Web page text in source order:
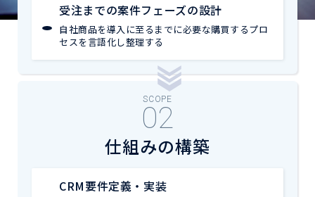
受注までの案件フェーズの設計
自社商品を導入に至るまでに必要な購買するプロ
セスを言語化し整理する
SCOPE
仕組みの構築
CRM要件定義・実装